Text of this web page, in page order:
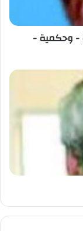
- وحكمية -